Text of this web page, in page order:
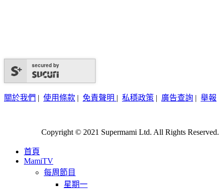
secured by
關於我們 | 使用條款 | 免責聲明 | 私穩政策 | 廣告查詢 | 舉報
Copyright © 2021 Supermami Ltd. All Rights Reserved.
首頁
MamiTV
每周節目
星期一